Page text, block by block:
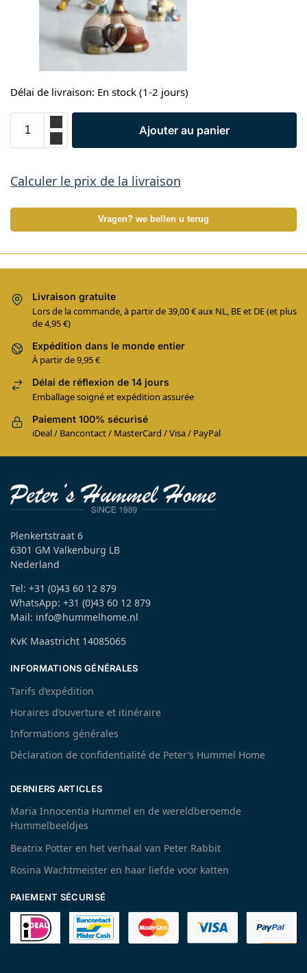
Délai de livraison: En stock (1-2 jours)
Ajouter au panier
Calculer le prix de la livraison
Vragen? we bellen u terug
Livraison gratuite
Lors de la commande, à partir de 39,00 € aux NL, BE et DE (et plus
de 4,95 €)
Expédition dans le monde entier
À partir de 9,95 €
Délai de réflexion de 14 jours
Emballage soigné et expédition assurée
Paiement 100% sécurisé
iDeal / Bancontact / MasterCard / Visa / PayPal
Plenkertstraat 6
6301 GM Valkenburg LB
Nederland
Tel: +31 (0)43 60 12 879
WhatsApp: +31 (0)43 60 12 879
Mail: info@hummelhome.nl
KvK Maastricht 14085065
INFORMATIONS GÉNÉRALES
Tarifs d’expédition
Horaires d’ouverture et itinéraire
Informations générales
Déclaration de confidentialité de Peter’s Hummel Home
DERNIERS ARTICLES
Maria Innocentia Hummel en de wereldberoemde
Hummelbeeldjes
Beatrix Potter en het verhaal van Peter Rabbit
Rosina Wachtmeister en haar liefde voor katten
PAIEMENT SÉCURISÉ